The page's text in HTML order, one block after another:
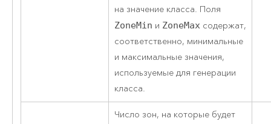
на значение класса. Поля
ZoneMin и ZoneMaxсодержат,
соответственно, минимальные
и максимальные значения,
используемые для генерации
класса.
Число зон, на которые будет